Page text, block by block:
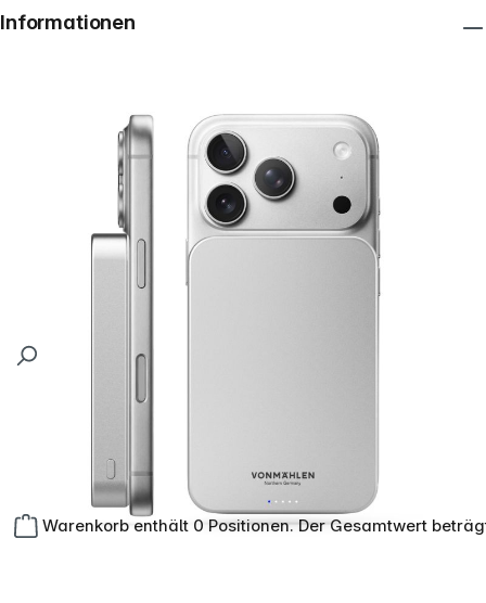
Warenkorb enthält 0 Positionen. Der Gesamtwert
Informationen